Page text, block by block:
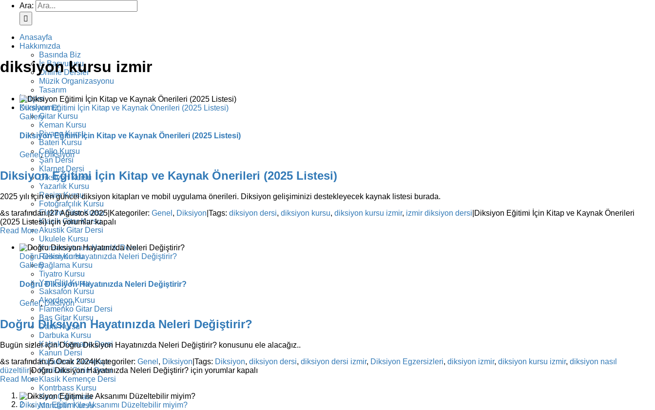
Ara:
Anasayfa
Hakkımızda
Basında Biz
İş Başvurusu
Online Dersler
Müzik Organizasyonu
Tasarım
İletişim
Kurslarımız
Gitar Kursu
Keman Kursu
Piyano Kursu
Bateri Kursu
Çello Kursu
Şan Dersi
Klarnet Dersi
Diksiyon Kursu
Yazarlık Kursu
Resim Kursu
Fotoğrafçılık Kursu
Elektro Gitar Kursu
Klasik Gitar Kursu
Akustik Gitar Dersi
Ukulele Kursu
Konservatuara Hazırlık Dersi
Resim Kursu
Bağlama Kursu
Tiyatro Kursu
Yan Flüt Kursu
Saksafon Kursu
Akordeon Kursu
Flamenko Gitar Dersi
Bas Gitar Kursu
Dans Kursu
Darbuka Kursu
Kabak Kemane Dersi
Kanun Dersi
Karadeniz Kemençe
Karikatür Çizim Dersi
Klasik Kemençe Dersi
Kontrbass Kursu
Koro Çalışması
Mandolin Kursu
diksiyon kursu izmir
Diksiyon Eğitimi İçin Kitap ve Kaynak Önerileri (2025 Listesi)
Gallery
Diksiyon Eğitimi İçin Kitap ve Kaynak Önerileri (2025 Listesi)
Genel,Diksiyon
Diksiyon Eğitimi İçin Kitap ve Kaynak Önerileri (2025 Listesi)
2025 yılı için en güncel diksiyon kitapları ve mobil uygulama önerileri. Diksiyon gelişiminizi destekleyecek kaynak listesi burada.
&s tarafından.|27 Ağustos 2025 Kategoriler: Genel , Diksiyon Tags: diksiyon dersi, diksiyon kursu, diksiyon kursu izmir, izmir diksiyon dersi Diksiyon Eğitimi İçin Kitap ve Kaynak Önerileri
(2025 Listesi) için yorumlar kapalı
Read More
Doğru Diksiyon Hayatınızda Neleri Değiştirir?
Gallery
Doğru Diksiyon Hayatınızda Neleri Değiştirir?
Genel,Diksiyon
Doğru Diksiyon Hayatınızda Neleri Değiştirir?
Bugün sizler için Doğru Diksiyon Hayatınızda Neleri Değiştirir? konusunu ele alacağız..
&s tarafından.|5 Ocak 2024|Kategoriler: Genel , Diksiyon Tags: Diksiyon, diksiyon dersi, diksiyon dersi izmir, Diksiyon Egzersizleri, diksiyon izmir, diksiyon kursu izmir, diksiyon nasıl
düzeltilir|Doğru Diksiyon Hayatınızda Neleri Değiştirir? için yorumlar kapalı
Read More
Diksiyon Eğitimi ile Aksanımı Düzeltebilir miyim?
1
2